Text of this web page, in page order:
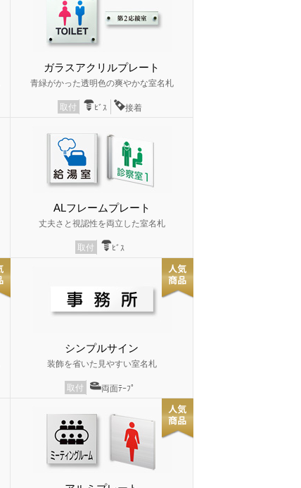
ガラスアクリルプレート
青緑がかった透明色の爽やかな室名札
取付 ﾋﾞｽ 接着
ALフレームプレート
丈夫さと視認性を両立した室名札
取付 ﾋﾞｽ
シンプルサイン
装飾を省いた見やすい室名札
取付 両面ﾃｰﾌﾟ